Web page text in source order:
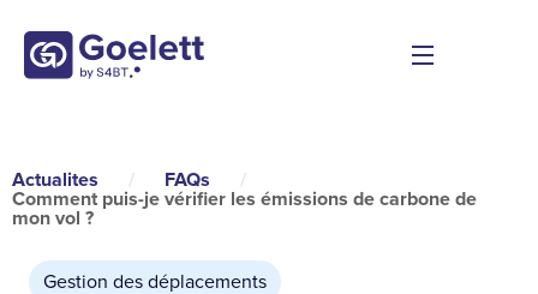
Actualites / FAQs
/
Comment puis-je vérifier les émissions de carbone de
mon vol ?
Gestion des déplacements